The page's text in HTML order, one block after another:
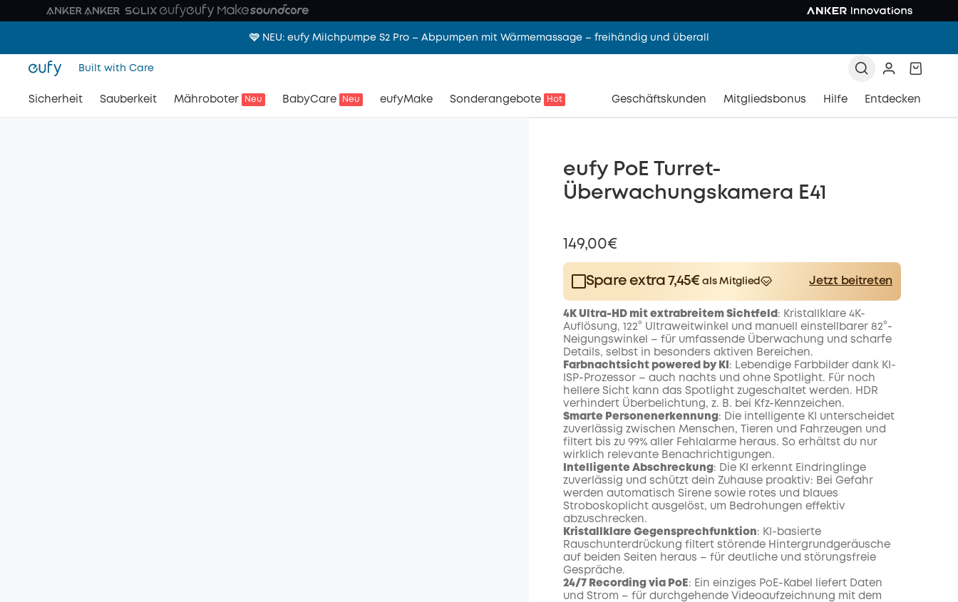
🩷 NEU: eufy Milchpumpe S2 Pro – Abpumpen mit Wärmemassage – freihändig und überall
Built with Care
Sicherheit Sauberkeit Mähroboter Neu BabyCare Neu eufyMake Sonderangebote Hot Geschäftskunden Mitgliedsbonus Hilfe Entdecken
eufy PoE Turret-
Überwachungskamera E41
149,00€
Spare extra 7,45€ als Mitglied
Jetzt beitreten
Plus Member
$15.00/month
Spare 7,45€ Now
worth more than 7,45€
Other Benefits
4K Ultra-HD mit extrabreitem Sichtfeld : Kristallklare 4K-
Auflösung, 122° Ultraweitwinkel und manuell einstellbarer 82°-
Neigungswinkel – für umfassende Überwachung und scharfe
Details, selbst in besonders aktiven Bereichen.
Farbnachtsicht powered by KI : Lebendige Farbbilder dank KI-
ISP-Prozessor – auch nachts und ohne Spotlight. Für noch
hellere Sicht kann das Spotlight zugeschaltet werden. HDR
verhindert Überbelichtung, z. B. bei Kfz-Kennzeichen.
Smarte Personenerkennung : Die intelligente KI unterscheidet
zuverlässig zwischen Menschen, Tieren und Fahrzeugen und
filtert bis zu 99% aller Fehlalarme heraus. So erhältst du nur
wirklich relevante Benachrichtigungen.
Intelligente Abschreckung : Die KI erkennt Eindringlinge
zuverlässig und schützt dein Zuhause proaktiv: Bei Gefahr
werden automatisch Sirene sowie rotes und blaues
Stroboskoplicht ausgelöst, um Bedrohungen effektiv
abzuschrecken.
Kristallklare Gegensprechfunktion: KI-basierte
Rauschunterdrückung filtert störende Hintergrundgeräusche
auf beiden Seiten heraus – für deutliche und störungsfreie
Gespräche.
24/7 Recording via PoE: Ein einziges PoE-Kabel liefert Daten
und Strom – für durchgehende Videoaufzeichnung mit dem